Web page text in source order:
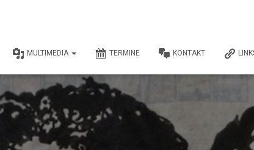
MULTIMEDIA TERMINE KONTAKT